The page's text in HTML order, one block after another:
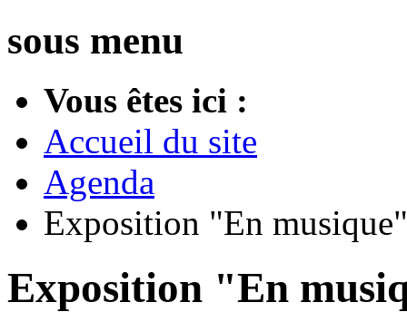
sous menu
Vous êtes ici :
Accueil du site
Agenda
Exposition "En
Exposition "En